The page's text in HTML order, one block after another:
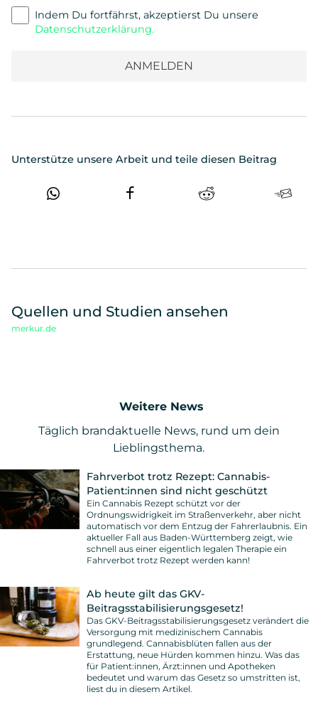
Indem Du fortfährst, akzeptierst Du unsere
Datenschutzerklärung.
Unterstütze unsere Arbeit und teile diesen Beitrag
Quellen und Studien ansehen
merkur.de
Weitere News
Täglich brandaktuelle News, rund um dein
Lieblingsthema.
Fahrverbot trotz Rezept: Cannabis-
Patient:innen sind nicht geschützt
Ein Cannabis Rezept schützt vor der
Ordnungswidrigkeit im Straßenverkehr, aber nicht
automatisch vor dem Entzug der Fahrerlaubnis. Ein
aktueller Fall aus Baden-Württemberg zeigt, wie
schnell aus einer eigentlich legalen Therapie ein
Fahrverbot trotz Rezept werden kann!
Ab heute gilt das GKV-
Beitragsstabilisierungsgesetz!
Das GKV-Beitragsstabilisierungsgesetz verändert die
Versorgung mit medizinischem Cannabis
grundlegend. Cannabisblüten fallen aus der
Erstattung, neue Hürden kommen hinzu. Was das
für Patient:innen, Ärzt:innen und Apotheken
bedeutet und warum das Gesetz so umstritten ist,
liest du in diesem Artikel.